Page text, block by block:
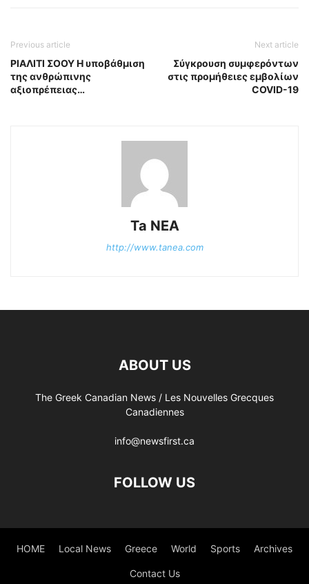
Previous article
ΡΙΑΛΙΤΙ ΣΟΟΥ Η υποβάθμιση
της ανθρώπινης
αξιοπρέπειας…
Next article
Σύγκρουση συμφερόντων
στις προμήθειες εμβολίων
COVID-19
Ta NEA
http://www.tanea.com
ABOUT US
The Greek Canadian News / Les Nouvelles Grecques
Canadiennes
info@newsfirst.ca
FOLLOW US
HOME Local News Greece World Sports Archives
Contact Us